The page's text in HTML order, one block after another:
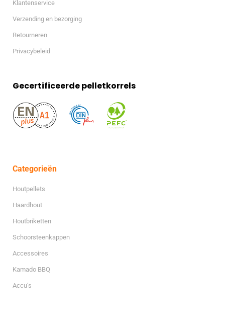
Klantenservice
Verzending en bezorging
Retourneren
Privacybeleid
Gecertificeerde pelletkorrels
Categorieën
Houtpellets
Haardhout
Houtbriketten
Schoorsteenkappen
Accessoires
Kamado BBQ
Accu’s